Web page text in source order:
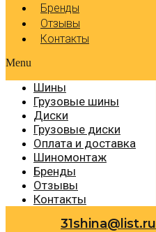
Бренды
Отзывы
Контакты
Menu
Шины
Грузовые шины
Диски
Грузовые диски
Оплата и доставка
Шиномонтаж
Бренды
Отзывы
Контакты
31shina@list.ru